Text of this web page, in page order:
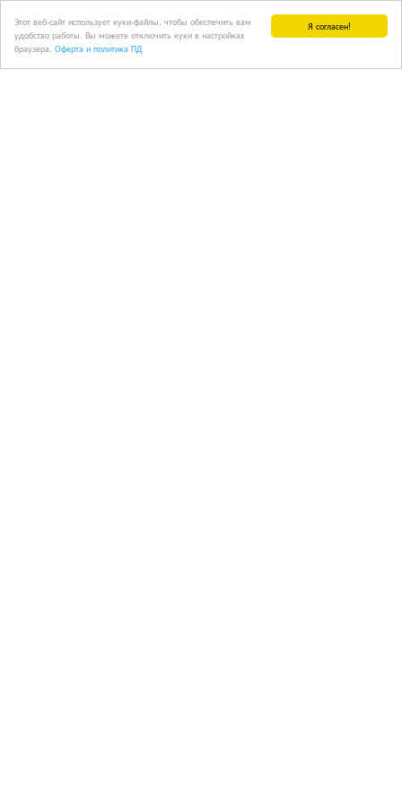
Я согласен!
Этот веб-сайт использует куки-файлы, чтобы обеспечить вам
удобство работы. Вы можете отключить куки в настройках
браузера. Оферта и политика ПД